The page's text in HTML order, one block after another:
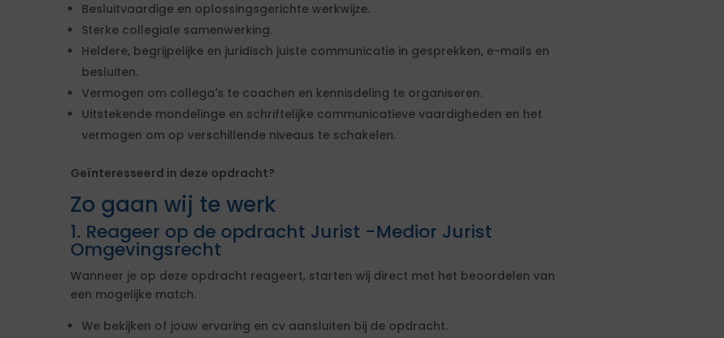
Besluitvaardige en oplossingsgerichte werkwijze.
Sterke collegiale samenwerking.
Heldere, begrijpelijke en juridisch juiste communicatie in gesprekken, e-mails en
besluiten.
Vermogen om collega's te coachen en kennisdeling te organiseren.
Uitstekende mondelinge en schriftelijke communicatieve vaardigheden en het
vermogen om op verschillende niveaus te schakelen.
Geïnteresseerd in deze opdracht?
Zo gaan wij te werk
1. Reageer op de opdracht Jurist -Medior Jurist
Omgevingsrecht
Wanneer je op deze opdracht reageert, starten wij direct met het beoordelen van
een mogelijke match.
We bekijken of jouw ervaring en cv aansluiten bij de opdracht.